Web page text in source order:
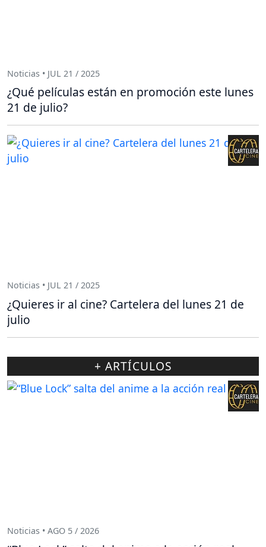
Noticias • JUL 21 / 2025
¿Qué películas están en promoción este lunes
21 de julio?
Noticias • JUL 21 / 2025
¿Quieres ir al cine? Cartelera del lunes 21 de
julio
+ ARTÍCULOS
Noticias • AGO 5 / 2026